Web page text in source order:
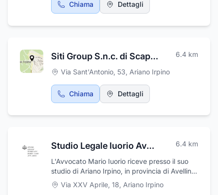
Chiama Dettagli
Siti Group S.n.c. di Scaperrotta Vincenzo e Carmine 6.4 km
Via Sant'Antonio, 53, Ariano Irpino
Chiama Dettagli
Studio Legale Iuorio Avv. Mario 6.4 km
L'Avvocato Mario Iuorio riceve presso il suo
studio di Ariano Irpino, in provincia di Avellino,
in via XXV Aprile, 18. Lo studio legale offre
consulenza e assistenza legale nell'ambito del
Via XXV Aprile, 18, Ariano Irpino